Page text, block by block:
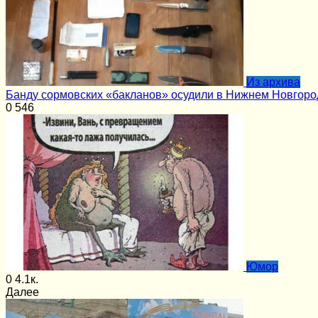
Из архива
Банду сормовских «бакланов» осудили в Нижнем
0 546
Юмор
0 4.1к.
Далее